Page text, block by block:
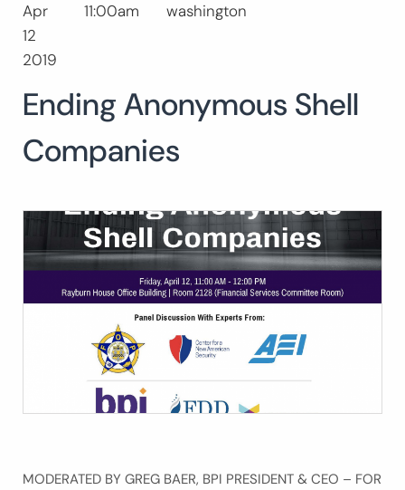
Apr
12
2019
11:00am
washington
Ending Anonymous Shell
Companies
MODERATED BY GREG BAER, BPI PRESIDENT & CEO – FOR